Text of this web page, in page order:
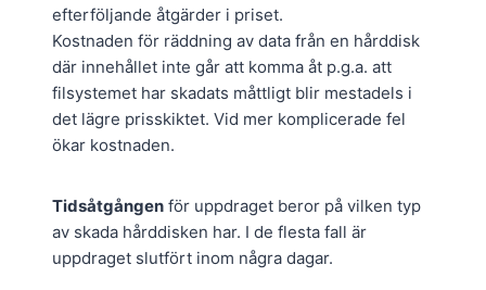
efterföljande åtgärder i priset.
Kostnaden för räddning av data från en hårddisk
där innehållet inte går att komma åt p.g.a. att
filsystemet har skadats måttligt blir mestadels i
det lägre prisskiktet. Vid mer komplicerade fel
ökar kostnaden.
Tidsåtgången för uppdraget beror på vilken typ
av skada hårddisken har. I de flesta fall är
uppdraget slutfört inom några dagar.